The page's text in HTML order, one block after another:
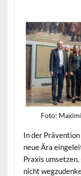
Foto:
In der
neue Ära
Prax­is
nicht